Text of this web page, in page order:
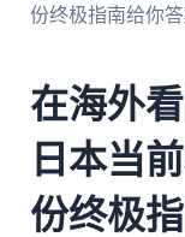
份终极指南给你
在海外
日本当
份终极